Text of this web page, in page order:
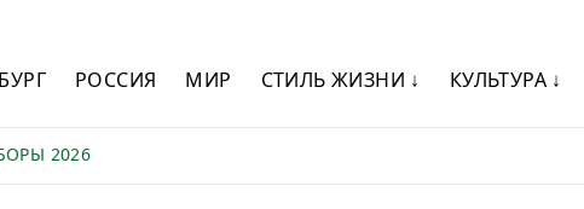
РОССИЯ МИР СТИЛЬ ЖИЗНИ ↓ КУЛЬТУРА ↓
2026